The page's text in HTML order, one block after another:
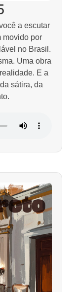
a escutar
movido por
no Brasil.
Uma obra
E a
sátira, da